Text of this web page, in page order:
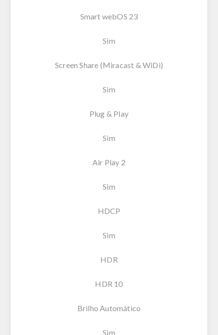
Smart webOS 23
Sim
Screen Share (Miracast & WiDi)
Sim
Plug & Play
Sim
Air Play 2
Sim
HDCP
Sim
HDR
HDR 10
Brilho Automático
Sim